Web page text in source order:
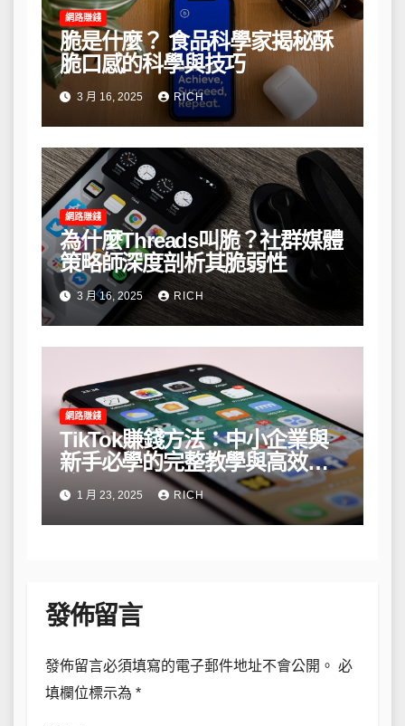
網路賺錢
脆是什麼？ 食品科學家揭秘酥
脆口感的科學與技巧
3 月 16, 2025 RICH
網路賺錢
為什麼Threads叫脆？社群媒體
策略師深度剖析其脆弱性
3 月 16, 2025 RICH
網路賺錢
TikTok賺錢方法：中小企業與
新手必學的完整教學與高效策
略1 月 23, 2025 RICH
發佈留言
發佈留言必須填寫的電子郵件地址不會公開。 必
填欄位標示為 *